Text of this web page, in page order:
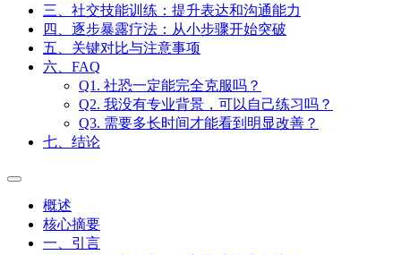
三、社交技能训练：提升表达和沟通能力
四、逐步暴露疗法：从小步骤开始突破
五、关键对比与注意事项
六、FAQ
Q1. 社恐一定能完全克服吗？
Q2. 我没有专业背景，可以自己练习吗？
Q3. 需要多长时间才能看到明显改善？
七、结论
概述
核心摘要
一、引言